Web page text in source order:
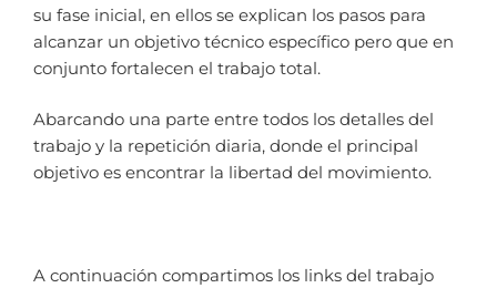
su fase inicial, en ellos se explican los pasos para
alcanzar un objetivo técnico específico pero que en
conjunto fortalecen el trabajo total.
Abarcando una parte entre todos los detalles del
trabajo y la repetición diaria, donde el principal
objetivo es encontrar la libertad del movimiento.
A continuación compartimos los links del trabajo